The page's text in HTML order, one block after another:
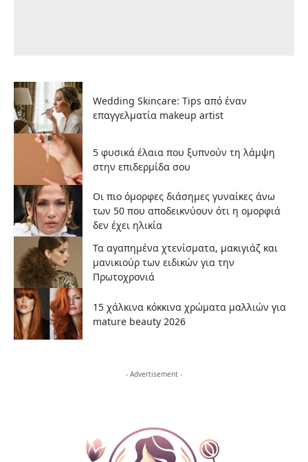
Wedding Skincare: Tips από έναν
επαγγελματία makeup artist
5 φυσικά έλαια που ξυπνούν τη λάμψη
στην επιδερμίδα σου
Οι πιο όμορφες διάσημες γυναίκες άνω
των 50 που αποδεικνύουν ότι η ομορφιά
δεν έχει ηλικία
Τα αγαπημένα χτενίσματα, μακιγιάζ και
μανικιούρ των ειδικών για την
Πρωτοχρονιά
15 χάλκινα κόκκινα χρώματα μαλλιών για
mature beauty 2026
- Advertisement -